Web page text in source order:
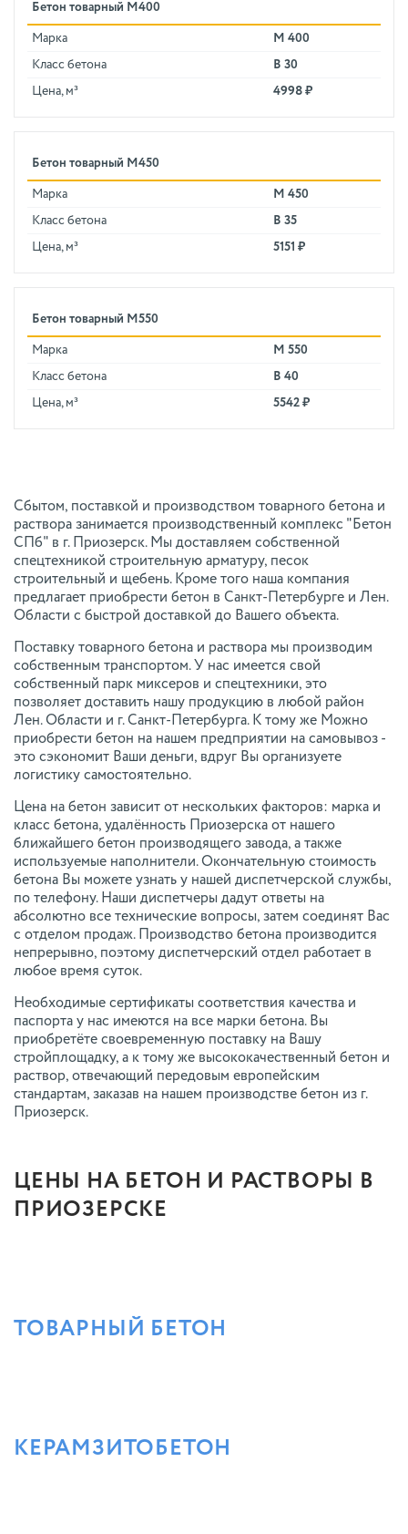
Бетон товарный М400
Марка М 400
Класс бетона В 30
Цена, м³ 4998 ₽
Бетон товарный М450
Марка М 450
Класс бетона В 35
Цена, м³ 5151 ₽
Бетон товарный М550
Марка М 550
Класс бетона В 40
Цена, м³ 5542 ₽
Сбытом, поставкой и производством товарного бетона и
раствора занимается производственный комплекс "Бетон
СПб" в г. Приозерск. Мы доставляем собственной
спецтехникой строительную арматуру, песок
строительный и щебень. Кроме того наша компания
предлагает приобрести бетон в Санкт-Петербурге и Лен.
Области с быстрой доставкой до Вашего объекта.
Поставку товарного бетона и раствора мы производим
собственным транспортом. У нас имеется свой
собственный парк миксеров и спецтехники, это
позволяет доставить нашу продукцию в любой район
Лен. Области и г. Санкт-Петербурга. К тому же Можно
приобрести бетон на нашем предприятии на самовывоз -
это сэкономит Ваши деньги, вдруг Вы организуете
логистику самостоятельно.
Цена на бетон зависит от нескольких факторов: марка и
класс бетона, удалённость Приозерска от нашего
ближайшего бетон производящего завода, а также
используемые наполнители. Окончательную стоимость
бетона Вы можете узнать у нашей диспетчерской службы,
по телефону. Наши диспетчеры дадут ответы на
абсолютно все технические вопросы, затем соединят Вас
с отделом продаж. Производство бетона производится
непрерывно, поэтому диспетчерский отдел работает в
любое время суток.
Необходимые сертификаты соответствия качества и
паспорта у нас имеются на все марки бетона. Вы
приобретёте своевременную поставку на Вашу
стройплощадку, а к тому же высококачественный бетон и
раствор, отвечающий передовым европейским
стандартам, заказав на нашем производстве бетон из г.
Приозерск.
ЦЕНЫ НА БЕТОН И РАСТВОРЫ В
ПРИОЗЕРСКЕ
ТОВАРНЫЙ БЕТОН
КЕРАМЗИТОБЕТОН